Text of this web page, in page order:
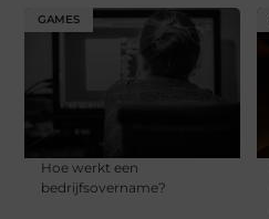
GAMES
Hoe werkt een
bedrijfsovername?